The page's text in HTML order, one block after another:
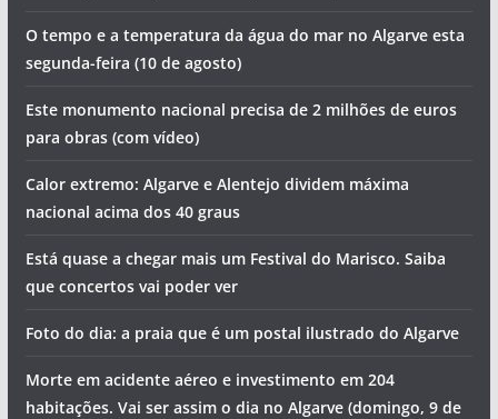
O tempo e a temperatura da água do mar no Algarve esta
segunda-feira (10 de agosto)
Este monumento nacional precisa de 2 milhões de euros
para obras (com vídeo)
Calor extremo: Algarve e Alentejo dividem máxima
nacional acima dos 40 graus
Está quase a chegar mais um Festival do Marisco. Saiba
que concertos vai poder ver
Foto do dia: a praia que é um postal ilustrado do Algarve
Morte em acidente aéreo e investimento em 204
habitações. Vai ser assim o dia no Algarve (domingo, 9 de